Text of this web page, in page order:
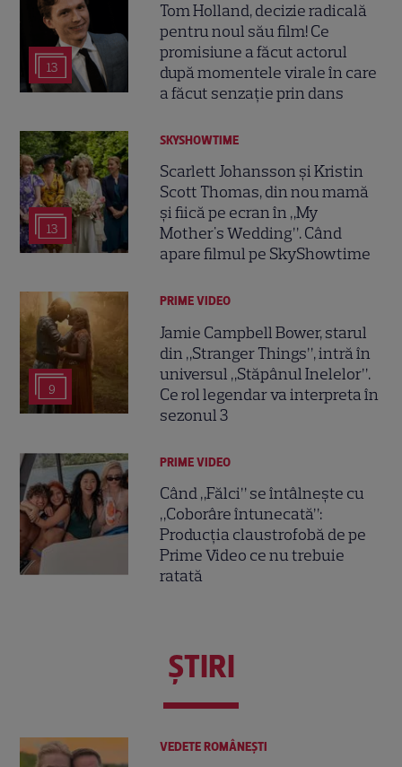
13
Tom Holland, decizie radicală
pentru noul său film! Ce
promisiune a făcut actorul
după momentele virale în care
a făcut senzație prin dans
13
SKYSHOWTIME
Scarlett Johansson și Kristin
Scott Thomas, din nou mamă
și fiică pe ecran în „My
Mother's Wedding”. Când
apare filmul pe SkyShowtime
9
PRIME VIDEO
Jamie Campbell Bower, starul
din „Stranger Things”, intră în
universul „Stăpânul Inelelor”.
Ce rol legendar va interpreta în
sezonul 3
PRIME VIDEO
Când „Fălci” se întâlnește cu
„Coborâre întunecată”:
Producția claustrofobă de pe
Prime Video ce nu trebuie
ratată
ŞTIRI
VEDETE ROMÂNEŞTI